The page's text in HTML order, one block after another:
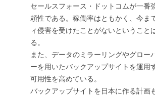
セールスフォース・ドットコムが一番
頼性である。稼働率はともかく、今ま
ィ侵害を受けたことがないということ
る。
また、データのミラーリングやグロー
ーを用いたバックアップサイトを運用
可用性を高めている。
バックアップサイトを日本に作る計画